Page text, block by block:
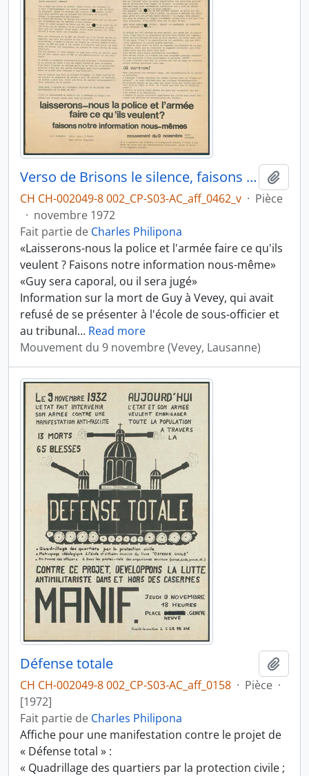
Verso de Brisons le silence, faisons la vérité
CH CH-002049-8 002_CP-S03-AC_aff_0462_v · Pièce
· novembre 1972
Fait partie de Charles Philipona
«Laisserons-nous la police et l'armée faire ce qu'ils
veulent ? Faisons notre information nous-même»
«Guy sera caporal, ou il sera jugé»
Information sur la mort de Guy à Vevey, qui avait
refusé de se présenter à l'école de sous-officier et
au tribunal… Read more
Mouvement du 9 novembre (Vevey, Lausanne)
Défense totale
CH CH-002049-8 002_CP-S03-AC_aff_0158 · Pièce ·
[1972]
Fait partie de Charles Philipona
Affiche pour une manifestation contre le projet de
« Défense total » :
« Quadrillage des quartiers par la protection civile ;